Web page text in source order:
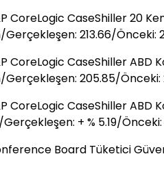
CoreLogic CaseShiller 20
213.66/Önceki:
CoreLogic CaseShiller ABD
Gerçekleşen: 205.85/Önceki:
CoreLogic CaseShiller ABD
Gerçekleşen: + % 5.19/
Board Tüketici